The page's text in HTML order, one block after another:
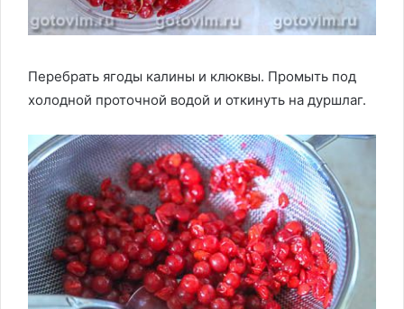
Перебрать ягоды калины и клюквы. Промыть под
холодной проточной водой и откинуть на дуршлаг.